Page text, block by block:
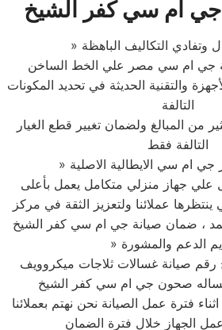
جي ام سي كفر الشيخ
وتفادي التكاليف الباهظة
جي ام سي مصر علي الخط الساخن
لأحدث الأجهزة والتقنية الحديثة في تحديد المكونات
التالفة
من المبالغ ولضمان تغيير قطع الغيار
التالفة فقط
جي ام سي الايطالية الاصلية
علي جهاز منزلي متكامل يعمل بأعلى
عملائنا ولتعزيز الثقة في مركز
، ضمان صيانة جي ام سي كفر الشيخ
صيانة غسالات ثلاجات ميكروويف
صحون جي ام سي كفر الشيخ
اثناء فترة عمل الصيانة نحن نهتم بعملائنا
عمل الجهاز خلال فترة الضمان